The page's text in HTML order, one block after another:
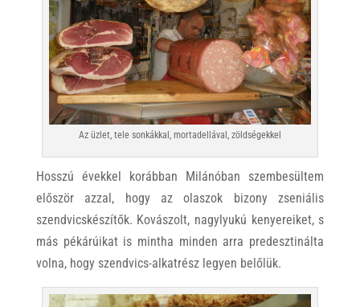
Az üzlet, tele sonkákkal, mortadellával, zöldségekkel
Hosszú évekkel korábban Milánóban szembesültem
először azzal, hogy az olaszok bizony zseniális
szendvicskészítők. Kovászolt, nagylyukú kenyereiket, s
más pékárúikat is mintha minden arra predesztinálta
volna, hogy szendvics-alkatrész legyen belőlük.